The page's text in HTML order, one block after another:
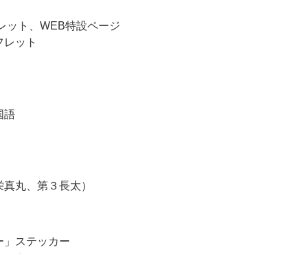
ト、WEB特設ページ
ット
語
丸、第３長太）
」ステッカー